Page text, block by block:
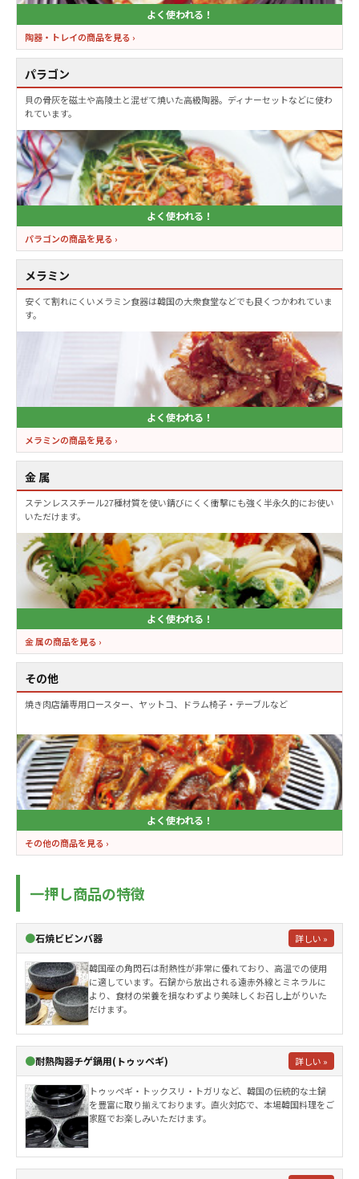
よく使われる！
陶器・トレイの商品を見る ›
パラゴン
貝の骨灰を磁土や高陵土と混ぜて焼いた高級陶器。ディナーセットなどに使わ
れています。
よく使われる！
パラゴンの商品を見る ›
メラミン
安くて割れにくいメラミン食器は韓国の大衆食堂などでも良くつかわれていま
す。
よく使われる！
メラミンの商品を見る ›
金 属
ステンレススチール27種材質を使い錆びにくく衝撃にも強く半永久的にお使い
いただけます。
よく使われる！
金 属の商品を見る ›
その他
焼き肉店舗専用ロースター、ヤットコ、ドラム椅子・テーブルなど
よく使われる！
その他の商品を見る ›
一押し商品の特徴
●石焼ビビンバ器 詳しい »
韓国産の角閃石は耐熱性が非常に優れており、高温での使用
に適しています。石鍋から放出される遠赤外線とミネラルに
より、食材の栄養を損なわずより美味しくお召し上がりいた
だけます。
●耐熱陶器チゲ鍋用(トゥッペギ) 詳しい »
トゥッペギ・トックスリ・トガリなど、韓国の伝統的な土鍋
を豊富に取り揃えております。直火対応で、本場韓国料理をご
家庭でお楽しみいただけます。